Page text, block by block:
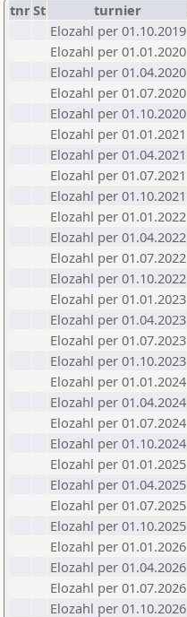
tnrSt turnier
Elozahl per 01.10.2019
Elozahl per 01.01.2020
Elozahl per 01.04.2020
Elozahl per 01.07.2020
Elozahl per 01.10.2020
Elozahl per 01.01.2021
Elozahl per 01.04.2021
Elozahl per 01.07.2021
Elozahl per 01.10.2021
Elozahl per 01.01.2022
Elozahl per 01.04.2022
Elozahl per 01.07.2022
Elozahl per 01.10.2022
Elozahl per 01.01.2023
Elozahl per 01.04.2023
Elozahl per 01.07.2023
Elozahl per 01.10.2023
Elozahl per 01.01.2024
Elozahl per 01.04.2024
Elozahl per 01.07.2024
Elozahl per 01.10.2024
Elozahl per 01.01.2025
Elozahl per 01.04.2025
Elozahl per 01.07.2025
Elozahl per 01.10.2025
Elozahl per 01.01.2026
Elozahl per 01.04.2026
Elozahl per 01.07.2026
Elozahl per 01.10.2026